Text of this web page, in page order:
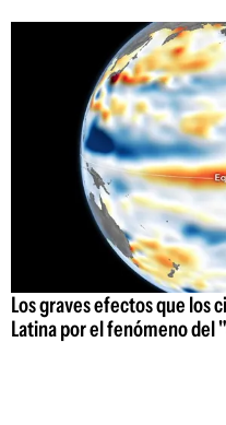
Los graves efectos que los
Latina por el fenómeno del